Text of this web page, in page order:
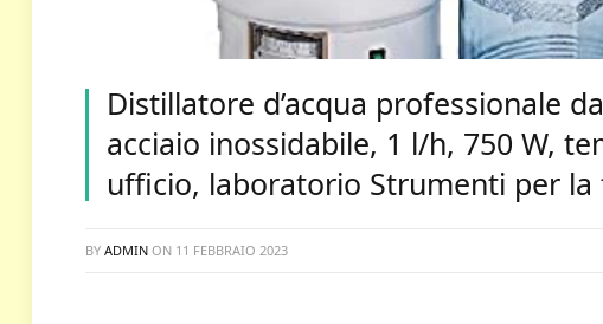
Distillatore d’acqua professionale
acciaio inossidabile, 1 l/h, 750 W,
ufficio, laboratorio Strumenti per
BY ADMIN ON 11 FEBBRAIO 2023